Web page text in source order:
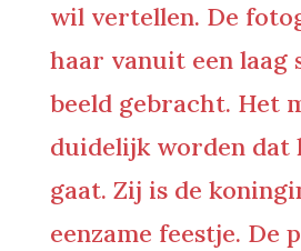
wil vertellen. De
haar vanuit een laag
beeld gebracht. Het
duidelijk worden dat
gaat. Zij is de
eenzame feestje. De